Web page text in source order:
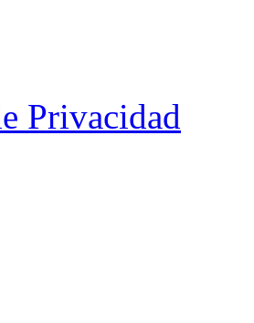
Privacidad